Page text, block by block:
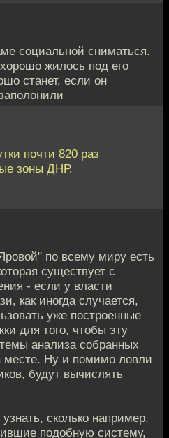
социальной сниматься.
жилось под его
станет, если он
почти 820 раз
зоны ДНР.
по всему миру есть
существует с
- если у власти
как иногда случается,
уже построенные
для того, чтобы эту
анализа собранных
месте. Ну и помимо ловли
будут вычислять
сколько например,
подобную систему,